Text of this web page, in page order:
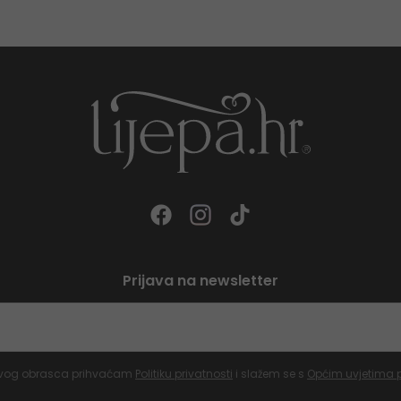
Prijava na newsletter
obrasca prihvaćam Politiku privatnosti i slažem se s Općim uvjetima